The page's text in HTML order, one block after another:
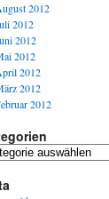
2012
2012
2012
2012
2012
2012
2012